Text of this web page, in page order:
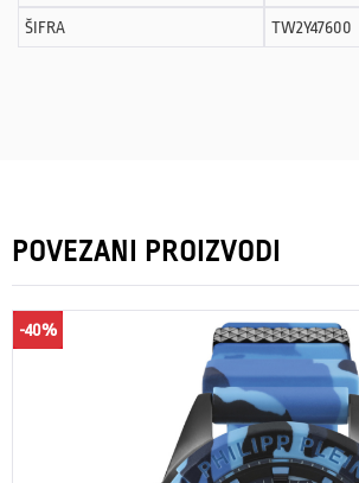
ŠIFRA TW2Y47600
POVEZANI PROIZVODI
-40%